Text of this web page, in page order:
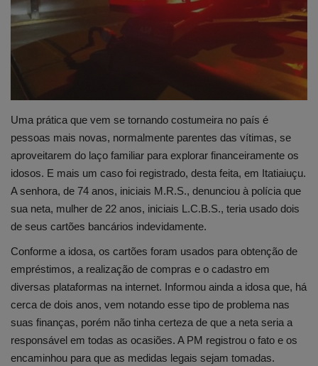
Uma prática que vem se tornando costumeira no país é
pessoas mais novas, normalmente parentes das vítimas, se
aproveitarem do laço familiar para explorar financeiramente os
idosos. E mais um caso foi registrado, desta feita, em Itatiaiuçu.
A senhora, de 74 anos, iniciais M.R.S., denunciou à polícia que
sua neta, mulher de 22 anos, iniciais L.C.B.S., teria usado dois
de seus cartões bancários indevidamente.
Conforme a idosa, os cartões foram usados para obtenção de
empréstimos, a realização de compras e o cadastro em
diversas plataformas na internet. Informou ainda a idosa que, há
cerca de dois anos, vem notando esse tipo de problema nas
suas finanças, porém não tinha certeza de que a neta seria a
responsável em todas as ocasiões. A PM registrou o fato e os
encaminhou para que as medidas legais sejam tomadas.